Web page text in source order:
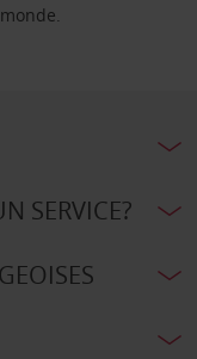
SERVICE?